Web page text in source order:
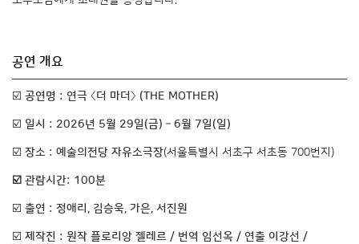
공연 개요
☑️ 공연명 : 연극 〈더 마더〉 (THE MOTHER)
☑️ 일시 : 2026년 5월 29일(금) – 6월 7일(일)
☑️ 장소 : 예술의전당 자유소극장(서울특별시 서초구 서초동 700번지)
☑️ 관람시간: 100분
☑️ 출연 : 정애리, 김승욱, 가은, 서진원
☑️ 제작진 : 원작 플로리앙 젤레르 / 번역 임선옥 / 연출 이강선 /